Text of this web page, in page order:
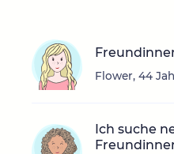
Flower, 44
Ich suche